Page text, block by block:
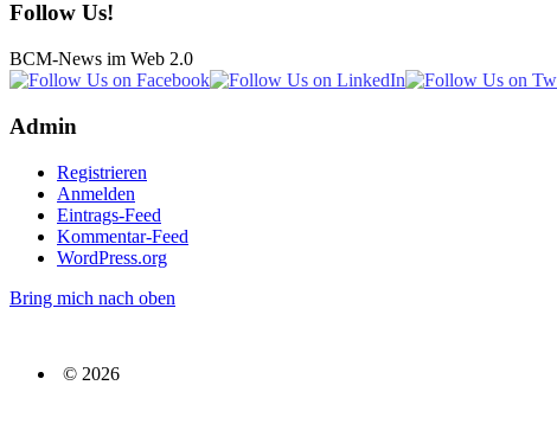
Follow Us!
BCM-News im Web 2.0
Admin
Registrieren
Anmelden
Eintrags-Feed
Kommentar-Feed
WordPress.org
Bring mich nach oben
© 2026